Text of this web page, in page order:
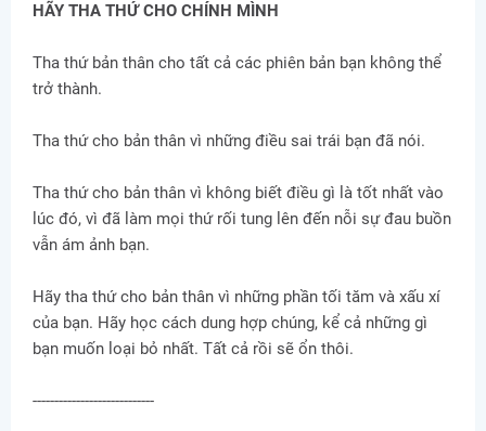
HÃY THA THỨ CHO CHÍNH MÌNH
Tha thứ bản thân cho tất cả các phiên bản bạn không thể
trở thành.
Tha thứ cho bản thân vì những điều sai trái bạn đã nói.
Tha thứ cho bản thân vì không biết điều gì là tốt nhất vào
lúc đó, vì đã làm mọi thứ rối tung lên đến nỗi sự đau buồn
vẫn ám ảnh bạn.
Hãy tha thứ cho bản thân vì những phần tối tăm và xấu xí
của bạn. Hãy học cách dung hợp chúng, kể cả những gì
bạn muốn loại bỏ nhất. Tất cả rồi sẽ ổn thôi.
----------------------------